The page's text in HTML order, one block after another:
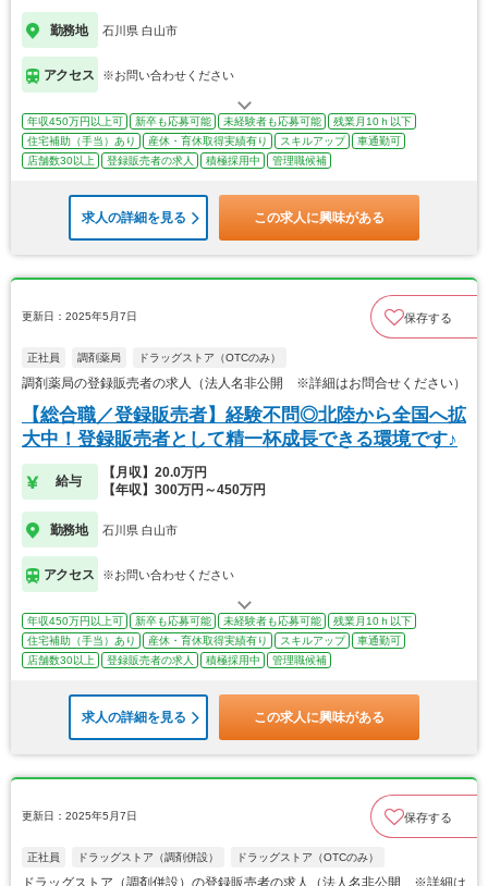
勤務地 石川県 白山市
アクセス ※お問い合わせください
年収450万円以上可 新卒も応募可能 未経験者も応募可能
残業月10ｈ以下
住宅補助（手当）あり
産休・育休取得実績有り スキルアップ
車通勤可
店舗数30以上
登録販売者の求人 積極採用中 管理職候補
求人の詳細を見る この求人に興味がある
更新日：2025年5月7日 保存する
正社員 調剤薬局 ドラッグストア（OTCのみ）
調剤薬局の登録販売者の求人（法人名非公開 ※詳細はお問合せください）
【総合職／登録販売者】経験不問◎北陸から全国へ拡
大中！登録販売者として精一杯成長できる環境です♪
給与
【月収】20.0万円
【年収】300万円～450万円
勤務地 石川県 白山市
アクセス ※お問い合わせください
年収450万円以上可 新卒も応募可能 未経験者も応募可能
残業月10ｈ以下
住宅補助（手当）あり
産休・育休取得実績有り スキルアップ
車通勤可
店舗数30以上
登録販売者の求人 積極採用中 管理職候補
求人の詳細を見る この求人に興味がある
更新日：2025年5月7日 保存する
正社員 ドラッグストア（調剤併設） ドラッグストア（OTCのみ）